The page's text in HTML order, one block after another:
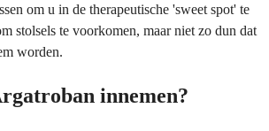
om u in de therapeutische 'sweet spot' te
stolsels te voorkomen, maar niet zo dun dat
worden.
innemen?